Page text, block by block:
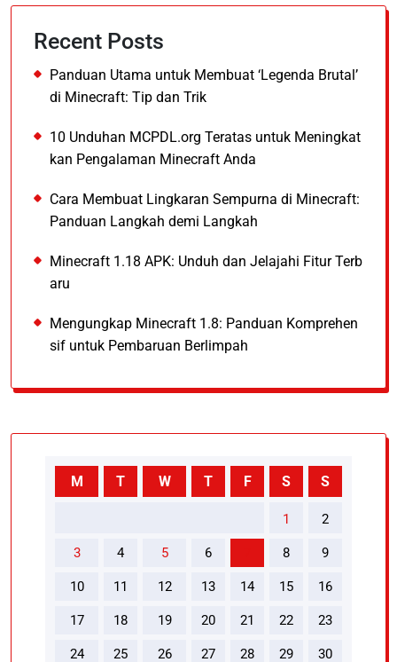
Recent Posts
Panduan Utama untuk Membuat ‘Legenda Brutal’
di Minecraft: Tip dan Trik
10 Unduhan MCPDL.org Teratas untuk Meningkat
kan Pengalaman Minecraft Anda
Cara Membuat Lingkaran Sempurna di Minecraft:
Panduan Langkah demi Langkah
Minecraft 1.18 APK: Unduh dan Jelajahi Fitur Terb
aru
Mengungkap Minecraft 1.8: Panduan Komprehen
sif untuk Pembaruan Berlimpah
M T W T F S S
1 2
3 4 5 6 8 9
10 11 12 13 14 15 16
17 18 19 20 21 22 23
24 25 26 27 28 29 30